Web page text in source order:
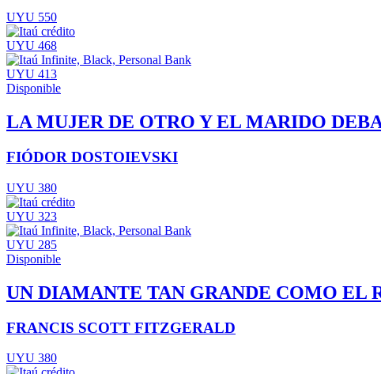
UYU 550
UYU 468
UYU 413
Disponible
LA MUJER DE OTRO Y EL MARIDO
FIÓDOR DOSTOIEVSKI
UYU 380
UYU 323
UYU 285
Disponible
UN DIAMANTE TAN GRANDE COMO EL
FRANCIS SCOTT FITZGERALD
UYU 380